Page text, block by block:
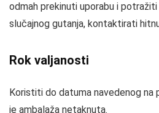
odmah prekinuti uporabu i
slučajnog gutanja, kontaktirati
Rok valjanosti
Koristiti do datuma navedenog na
je ambalaža netaknuta.